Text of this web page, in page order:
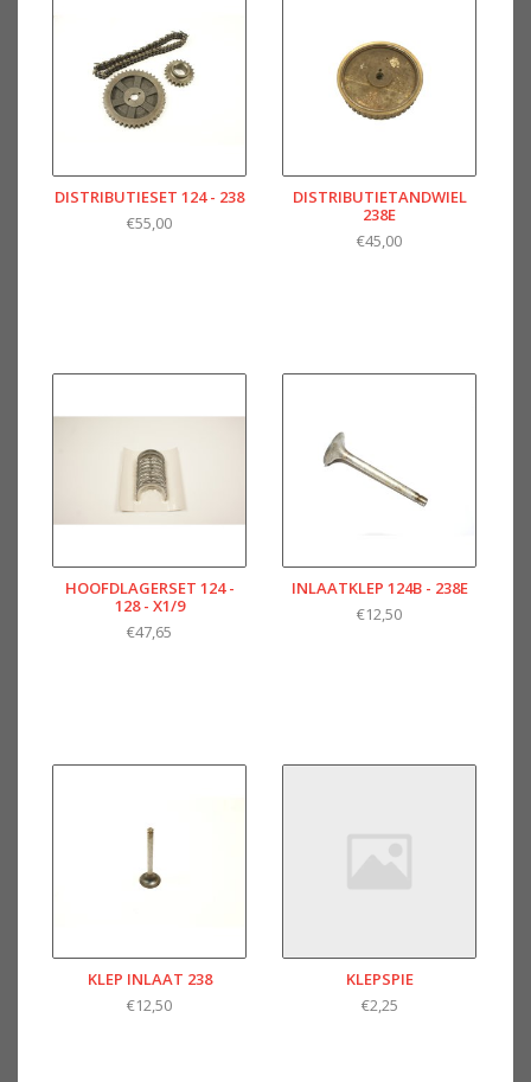
DISTRIBUTIESET 124 - 238
€55,00
DISTRIBUTIETANDWIEL
238E
€45,00
HOOFDLAGERSET 124 -
128 - X1/9
€47,65
INLAATKLEP 124B - 238E
€12,50
KLEP INLAAT 238
€12,50
KLEPSPIE
€2,25